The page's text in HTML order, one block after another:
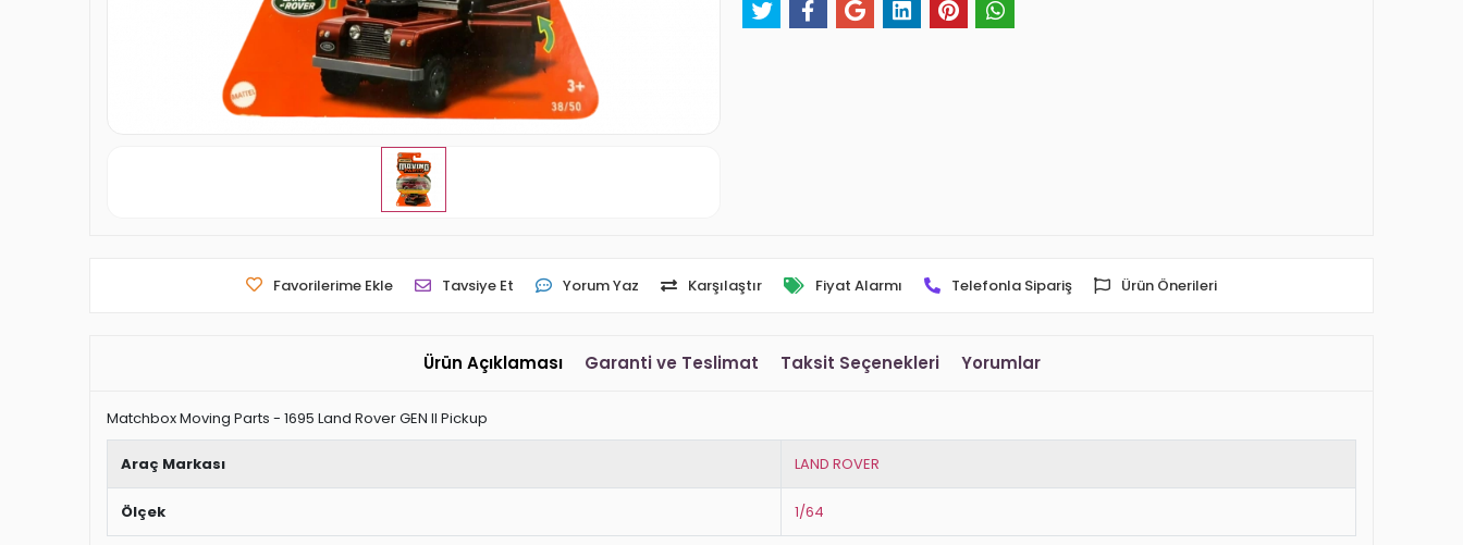
Favorilerime Ekle Tavsiye Et Yorum Yaz Karşılaştır Fiyat Alarmı Telefonla Sipariş Ürün Önerileri
Ürün Açıklaması Garanti ve Teslimat Taksit Seçenekleri Yorumlar
Matchbox Moving Parts - 1695 Land Rover GEN II Pickup
Araç Markası LAND ROVER
Ölçek 1/64